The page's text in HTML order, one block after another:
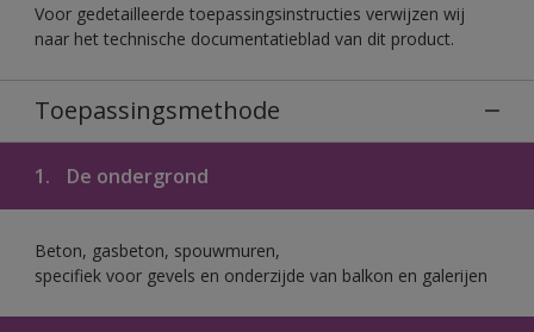
Voor gedetailleerde toepassingsinstructies verwijzen wij
naar het technische documentatieblad van dit product.
Toepassingsmethode
1. De ondergrond
Beton, gasbeton, spouwmuren,
specifiek voor gevels en onderzijde van balkon en galerijen